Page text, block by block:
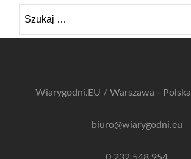
Wiarygodni.EU / Warszawa - Polska
biuro@wiarygodni.eu